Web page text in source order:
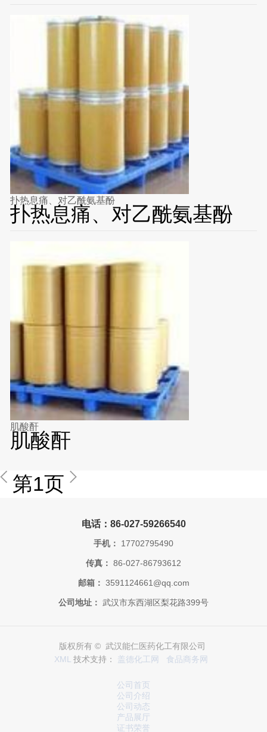
扑热息痛、对乙酰氨基酚
扑热息痛、对乙酰氨基酚
肌酸酐
肌酸酐
第1页
电话：86-027-59266540
手机： 17702795490
传真： 86-027-86793612
邮箱： 3591124661@qq.com
公司地址： 武汉市东西湖区梨花路399号
版权所有 © 武汉能仁医药化工有限公司
XML 技术支持： 盖德化工网 食品商务网
公司首页
公司介绍
公司动态
产品展厅
证书荣誉